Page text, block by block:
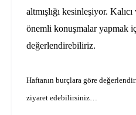
altmışlığı kesinleşiyor.
önemli konuşmalar yapmak
değerlendirebiliriz.
Haftanın burçlara göre
ziyaret edebilirsiniz…